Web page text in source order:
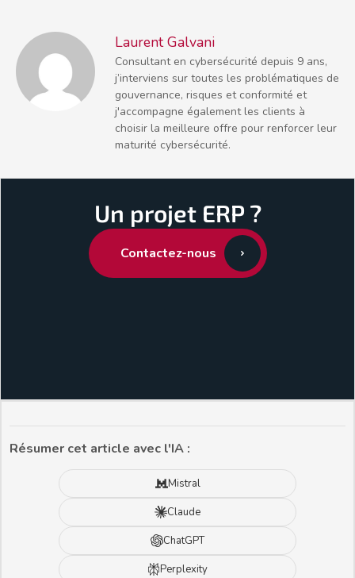
Laurent Galvani
Consultant en cybersécurité depuis 9 ans,
j’interviens sur toutes les problématiques de
gouvernance, risques et conformité et
j'accompagne également les clients à
choisir la meilleure offre pour renforcer leur
maturité cybersécurité.
Un projet ERP ?
Contactez-nous
Résumer cet article avec l'IA :
Mistral
Claude
ChatGPT
Perplexity